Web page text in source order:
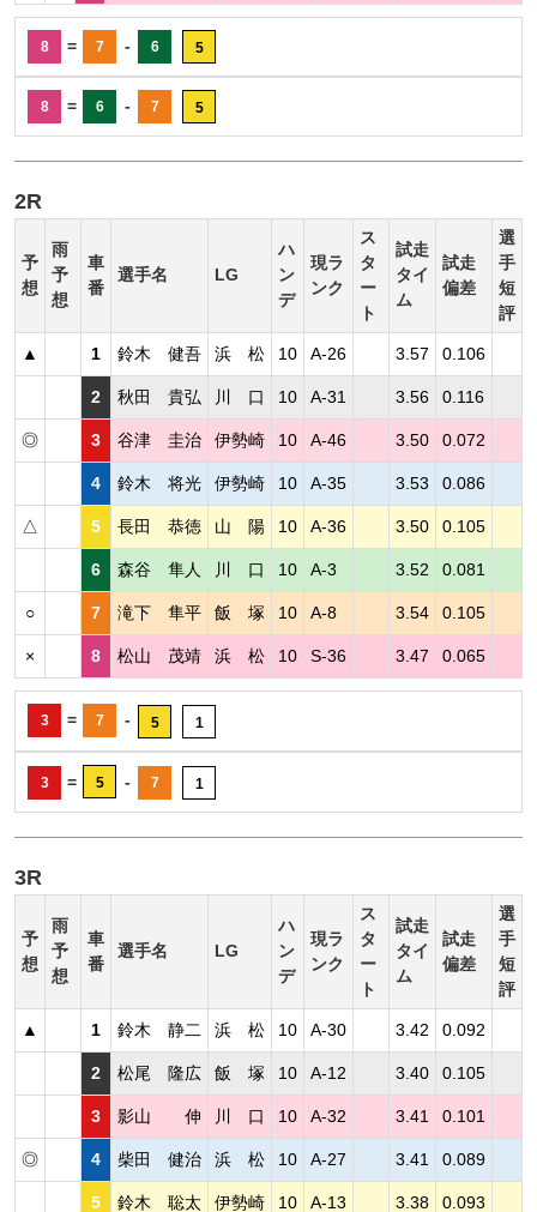
8 = 7 - 6 5
8 = 6 - 7 5
2R
予
想
雨
予
想
車
番
選手名 LG
ハ
ン
デ
現ラ
ンク
ス
タ
ー
ト
試走
タイ
ム
試走
偏差
選
手
短
評
▲ 1 鈴木 健吾 浜 松 10 A-26 3.57 0.106
2 秋田 貴弘 川 口 10 A-31 3.56 0.116
◎ 3 谷津 圭治 伊勢崎 10 A-46 3.50 0.072
4 鈴木 将光 伊勢崎 10 A-35 3.53 0.086
△ 5 長田 恭徳 山 陽 10 A-36 3.50 0.105
6 森谷 隼人 川 口 10 A-3 3.52 0.081
○ 7 滝下 隼平 飯 塚 10 A-8 3.54 0.105
× 8 松山 茂靖 浜 松 10 S-36 3.47 0.065
3 = 7 - 5 1
3 = 5 - 7 1
3R
予
想
雨
予
想
車
番
選手名 LG
ハ
ン
デ
現ラ
ンク
ス
タ
ー
ト
試走
タイ
ム
試走
偏差
選
手
短
評
▲ 1 鈴木 静二 浜 松 10 A-30 3.42 0.092
2 松尾 隆広 飯 塚 10 A-12 3.40 0.105
3 影山 伸 川 口 10 A-32 3.41 0.101
◎ 4 柴田 健治 浜 松 10 A-27 3.41 0.089
5 鈴木 聡太 伊勢崎 10 A-13 3.38 0.093